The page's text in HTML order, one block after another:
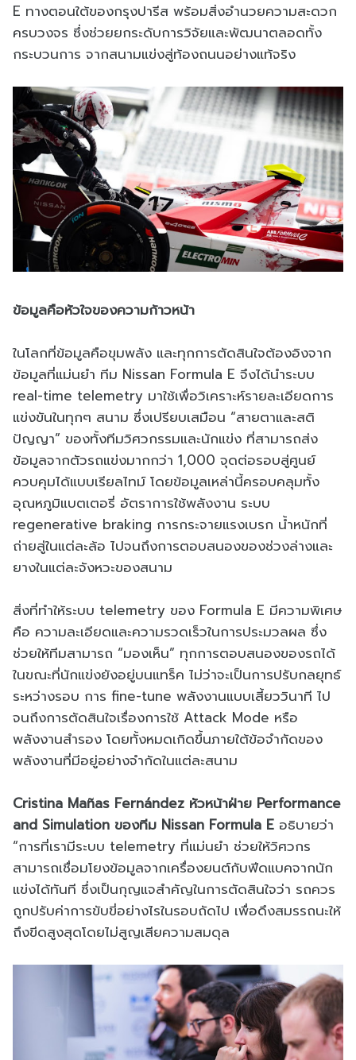
E ทางตอนใต้ของกรุงปารีส พร้อมสิ่งอำนวยความสะดวก
ครบวงจร ซึ่งช่วยยกระดับการวิจัยและพัฒนาตลอดทั้ง
กระบวนการ จากสนามแข่งสู่ท้องถนนอย่างแท้จริง
ข้อมูลคือหัวใจของความก้าวหน้า
ในโลกที่ข้อมูลคือขุมพลัง และทุกการตัดสินใจต้องอิงจาก
ข้อมูลที่แม่นยำ ทีม Nissan Formula E จึงได้นำระบบ
real-time telemetry มาใช้เพื่อวิเคราะห์รายละเอียดการ
แข่งขันในทุกๆ สนาม ซึ่งเปรียบเสมือน “สายตาและสติ
ปัญญา” ของทั้งทีมวิศวกรรมและนักแข่ง ที่สามารถส่ง
ข้อมูลจากตัวรถแข่งมากกว่า 1,000 จุดต่อรอบสู่ศูนย์
ควบคุมได้แบบเรียลไทม์ โดยข้อมูลเหล่านี้ครอบคลุมทั้ง
อุณหภูมิแบตเตอรี่ อัตราการใช้พลังงาน ระบบ
regenerative braking การกระจายแรงเบรก น้ำหนักที่
ถ่ายสู่ในแต่ละล้อ ไปจนถึงการตอบสนองของช่วงล่างและ
ยางในแต่ละจังหวะของสนาม
สิ่งที่ทำให้ระบบ telemetry ของ Formula E มีความพิเศษ
คือ ความละเอียดและความรวดเร็วในการประมวลผล ซึ่ง
ช่วยให้ทีมสามารถ “มองเห็น” ทุกการตอบสนองของรถได้
ในขณะที่นักแข่งยังอยู่บนแทร็ค ไม่ว่าจะเป็นการปรับกลยุทธ์
ระหว่างรอบ การ fine-tune พลังงานแบบเสี้ยววินาที ไป
จนถึงการตัดสินใจเรื่องการใช้ Attack Mode หรือ
พลังงานสำรอง โดยทั้งหมดเกิดขึ้นภายใต้ข้อจำกัดของ
พลังงานที่มีอยู่อย่างจำกัดในแต่ละสนาม
Cristina Mañas Fernández หัวหน้าฝ่าย Performance
and Simulation ของทีม Nissan Formula E อธิบายว่า
“การที่เรามีระบบ telemetry ที่แม่นยำ ช่วยให้วิศวกร
สามารถเชื่อมโยงข้อมูลจากเครื่องยนต์กับฟีดแบคจากนัก
แข่งได้ทันที ซึ่งเป็นกุญแจสำคัญในการตัดสินใจว่า รถควร
ถูกปรับค่าการขับขี่อย่างไรในรอบถัดไป เพื่อดึงสมรรถนะให้
ถึงขีดสูงสุดโดยไม่สูญเสียความสมดุล